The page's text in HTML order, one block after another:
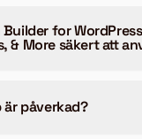
Builder for
& More säkert att
är påverkad?